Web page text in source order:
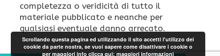
completezza o veridicità di tutto il
materiale pubblicato e neanche per
qualsiasi eventuale danno arrecato.
Scrollando questa pagina ed utilizzando il sito accetti l'utilizzo dei
cookie da parte nostra, se vuoi sapere come disattivare i cookie o
per maggiori info clicca qui:maggiori informazioni